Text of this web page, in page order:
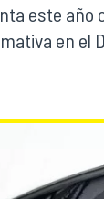
este
en el